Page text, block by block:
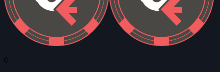
0